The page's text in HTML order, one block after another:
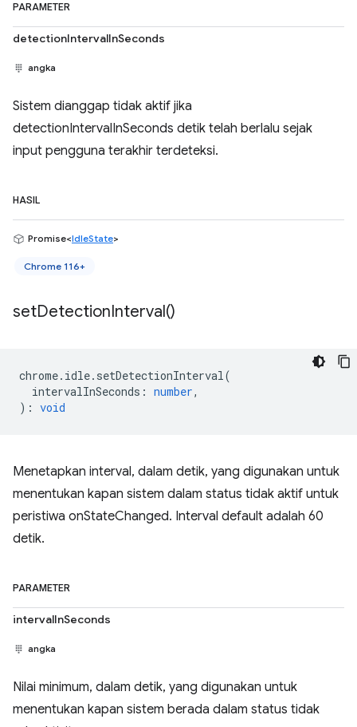
PARAMETER
detectionIntervalInSeconds
angka
Sistem dianggap tidak aktif jika
detectionIntervalInSeconds detik telah berlalu sejak
input pengguna terakhir terdeteksi.
HASIL
Promise<IdleState>
Chrome 116+
setDetectionInterval()
chrome. idle. setDetectionInterval(
intervalInSeconds : number,
) : void
Menetapkan interval, dalam detik, yang digunakan untuk
menentukan kapan sistem dalam status tidak aktif untuk
peristiwa onStateChanged. Interval default adalah 60
detik.
PARAMETER
intervalInSeconds
angka
Nilai minimum, dalam detik, yang digunakan untuk
menentukan kapan sistem berada dalam status tidak